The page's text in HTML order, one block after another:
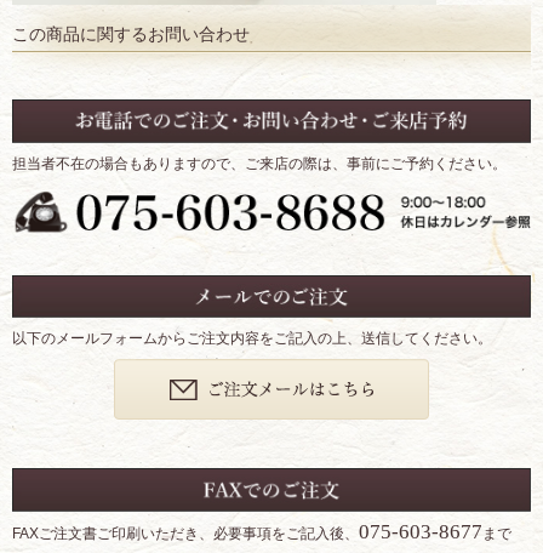
この商品に関するお問い合わせ
担当者不在の場合もありますので、ご来店の際は、事前にご予約ください。
以下のメールフォームからご注文内容をご記入の上、送信してください。
FAXご注文書ご印刷いただき、必要事項をご記入後、 075-603-8677 まで